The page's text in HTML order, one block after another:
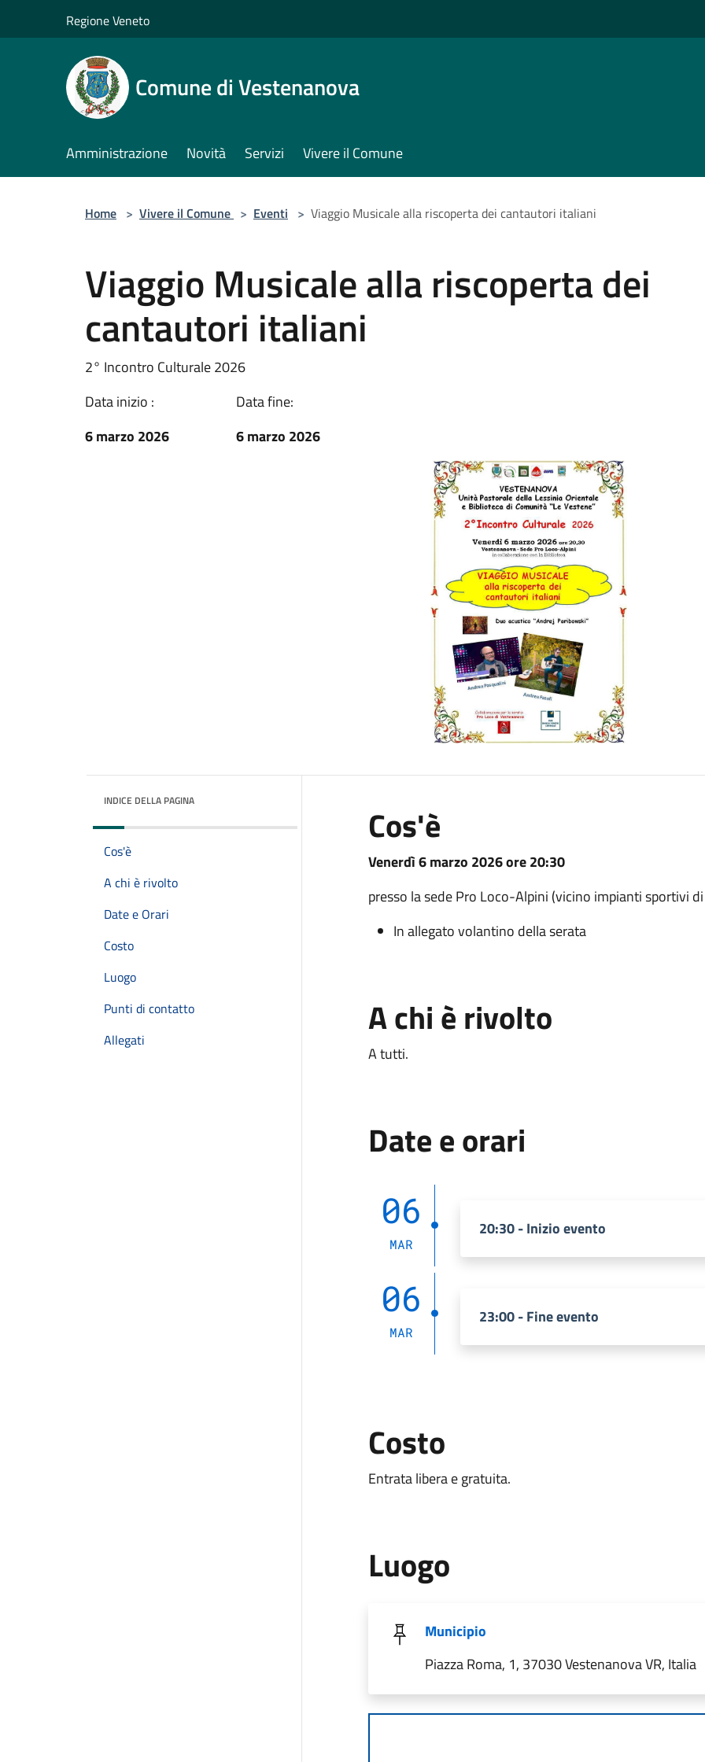
Regione Veneto
Comune di Vestenanova
Amministrazione Novità Servizi Vivere il Comune
Home > Vivere il Comune > Eventi > Viaggio Musicale alla riscoperta dei cantautori italiani
Viaggio Musicale alla riscoperta dei
cantautori italiani
2° Incontro Culturale 2026
Data inizio :
6 marzo 2026
Data fine:
6 marzo 2026
INDICE DELLA PAGINA
Cos'è
A chi è rivolto
Date e Orari
Costo
Luogo
Punti di contatto
Allegati
Cos'è
Venerdì 6 marzo 2026 ore 20:30
presso la sede Pro Loco-Alpini (vicino impianti sportivi
In allegato volantino della serata
A chi è rivolto
A tutti.
Date e orari
06
MAR
20:30 - Inizio evento
06
MAR
23:00 - Fine evento
Costo
Entrata libera e gratuita.
Luogo
Municipio
Piazza Roma, 1, 37030 Vestenanova VR, Italia